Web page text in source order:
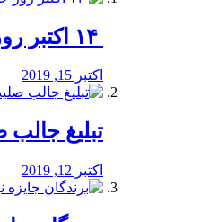
اکتبر 15, 2019
تبلیغ
اکتبر 12, 2019